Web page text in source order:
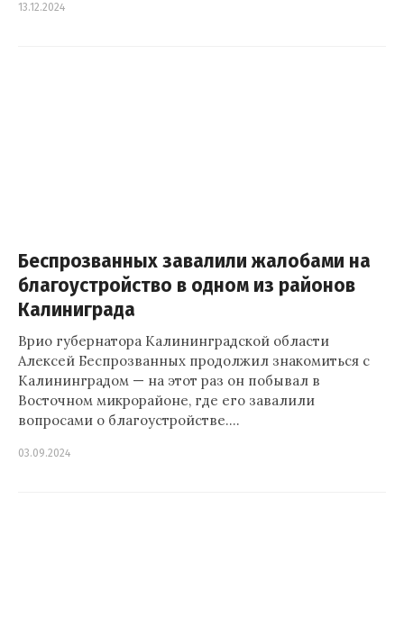
13.12.2024
Беспрозванных завалили жалобами на
благоустройство в одном из районов
Калиниграда
Врио губернатора Калининградской области
Алексей Беспрозванных продолжил знакомиться с
Калининградом — на этот раз он побывал в
Восточном микрорайоне, где его завалили
вопросами о благоустройстве.…
03.09.2024